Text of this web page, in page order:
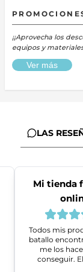
¡¡Aprovecha los
equipos y
Ver más
LAS
Mi tienda
Todos mis
batallo
me los
conseguir.
ventas es